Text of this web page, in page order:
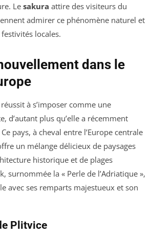
Le sakura attire des visiteurs du
admirer ce phénomène naturel et
locales.
dans le
réussit à s’imposer comme une
d’autant plus qu’elle a récemment
pays, à cheval entre l’Europe centrale
un mélange délicieux de paysages
historique et de plages
surnommée la « Perle de l’Adriatique »,
avec ses remparts majestueux et son
Plitvice